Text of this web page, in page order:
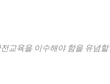
전교육을 이수해야 함을 유념할